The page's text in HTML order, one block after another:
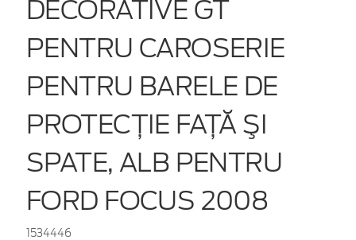
DECORATIVE GT
PENTRU CAROSERIE
PENTRU BARELE DE
PROTECŢIE FAŢĂ ŞI
SPATE, ALB PENTRU
FORD FOCUS 2008
1534446